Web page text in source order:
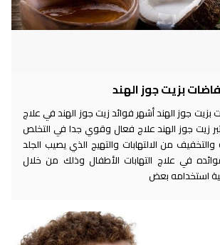
بزيت جوز الهند
بزيت جوز الهند أشهر فوائد زيت جوز الهند في علاج
زيت جوز الهند علاج فعال وقوي جدا في التخلص
من الالتهابات والتهيج الذي يصيب الجلد
في علاج التهابات الأطفال وذلك من خلال
استخدامه بعض